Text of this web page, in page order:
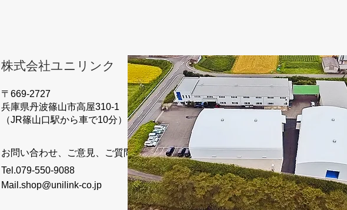
​株式会社ユニリンク
〒669-2727
兵庫県丹波篠山市高屋310-1
​（JR篠山口駅から車で10分）
お問い合わせ、ご意見、ご質問はこちらまで
Tel.079-550-9088
Mail.shop@unilink-co.jp